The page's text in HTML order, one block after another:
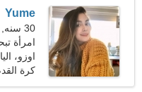
Yume
30 سنه, السرطان
امرأة
اوزو،
كرة